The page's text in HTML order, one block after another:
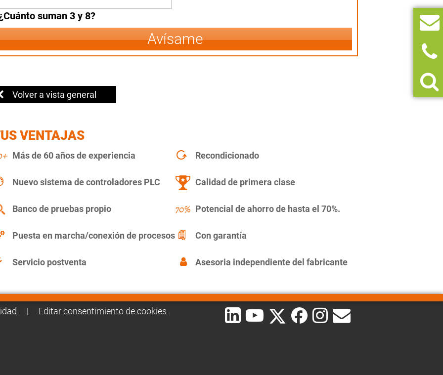
suman 3 y 8?
Avísame
Volver a vista general
VENTAJAS
Más de 60 años de experiencia Recondicionado
Nuevo sistema de controladores PLC Calidad de primera clase
Banco de pruebas propio Potencial de ahorro de hasta el 70%.
Puesta en marcha/conexión de procesos Con garantía
Servicio postventa Asesoria independiente del fabricante
| Editar consentimiento de cookies